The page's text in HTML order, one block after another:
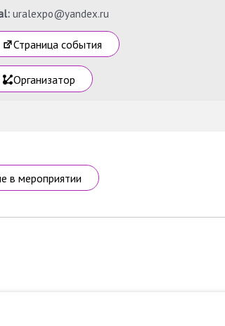
uralexpo@yandex.ru
Страница события
Организатор
в мероприятии